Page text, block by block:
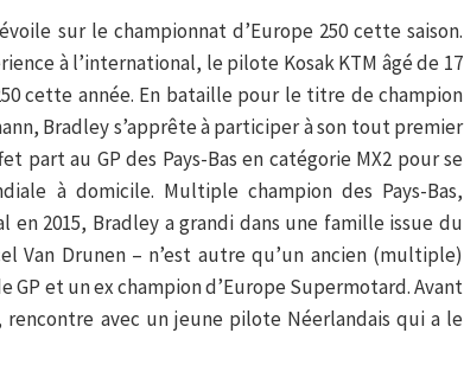
sur le championnat d’Europe 250 cette saison.
à l’international, le pilote Kosak KTM âgé de 17
cette année. En bataille pour le titre de champion
Bradley s’apprête à participer à son tout premier
part au GP des Pays-Bas en catégorie MX2 pour se
à domicile. Multiple champion des Pays-Bas,
2015, Bradley a grandi dans une famille issue du
Van Drunen – n’est autre qu’un ancien (multiple)
GP et un ex champion d’Europe Supermotard. Avant
avec un jeune pilote Néerlandais qui a le